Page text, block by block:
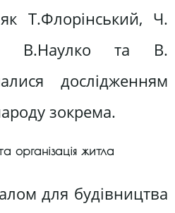
Т.Флорінський, Ч.
В.Наулко та В.
дослідженням
зокрема.
організація житла
для будівництва